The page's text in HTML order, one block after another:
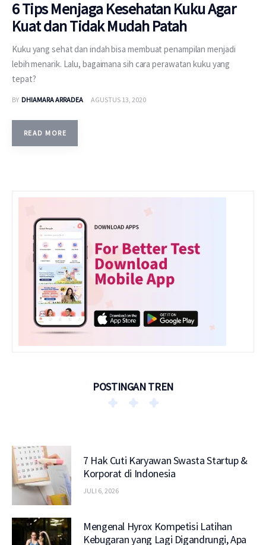
6 Tips Menjaga Kesehatan Kuku Agar
Kuat dan Tidak Mudah Patah
Kuku yang sehat dan indah bisa membuat penampilan menjadi
lebih menarik. Lalu, bagaimana sih cara perawatan kuku yang
tepat?
BY DHIAMARA ARRADEA AGUSTUS 13, 2020
READ MORE
POSTINGAN TREN
7 Hak Cuti Karyawan Swasta Startup &
Korporat di Indonesia
JULI 6, 2026
Mengenal Hyrox Kompetisi Latihan
Kebugaran yang Lagi Digandrungi, Apa